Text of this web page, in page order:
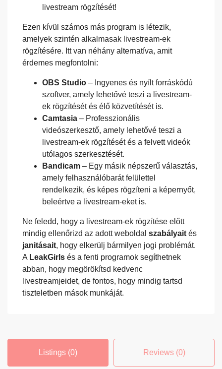
livestream rögzítését!
Ezen kívül számos más program is létezik,
amelyek szintén alkalmasak livestream-ek
rögzítésére. Itt van néhány alternatíva, amit
érdemes megfontolni:
OBS Studio – Ingyenes és nyílt forráskódú
szoftver, amely lehetővé teszi a livestream-
ek rögzítését és élő közvetítését is.
Camtasia – Professzionális
videószerkesztő, amely lehetővé teszi a
livestream-ek rögzítését és a felvett videók
utólagos szerkesztését.
Bandicam – Egy másik népszerű választás,
amely felhasználóbarát felülettel
rendelkezik, és képes rögzíteni a képernyőt,
beleértve a livestream-eket is.
Ne feledd, hogy a livestream-ek rögzítése előtt
mindig ellenőrizd az adott weboldal szabályait és
janitásait, hogy elkerülj bármilyen jogi problémát.
A LeakGirls és a fenti programok segíthetnek
abban, hogy megörökítsd kedvenc
livestreamjeidet, de fontos, hogy mindig tartsd
tiszteletben mások munkáját.
Listings (0) Reviews (0)